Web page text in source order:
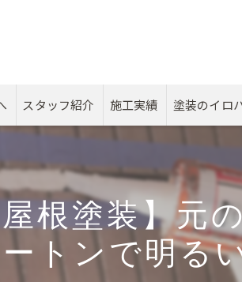
スタッフ紹介 施工実績 塗装のイロ
屋根塗装】
トンで明る